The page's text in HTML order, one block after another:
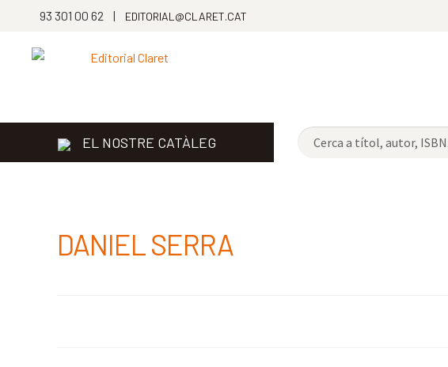
93 301 00 62 | EDITORIAL@CLARET.CAT
EL NOSTRE CATÀLEG
DANIEL SERRA